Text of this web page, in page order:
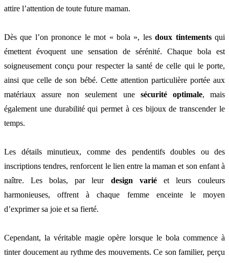
attire l’attention de toute future maman.
Dès que l’on prononce le mot « bola », lesdoux tintementsqui
émettent évoquent une sensation de sérénité. Chaque bola est
soigneusement conçu pour respecter la santé de celle qui le porte,
ainsi que celle de son bébé. Cette attention particulière portée aux
matériaux assure non seulement une sécurité optimale, mais
également une durabilité qui permet à ces bijoux de transcender le
temps.
Les détails minutieux, comme des pendentifs doubles ou des
inscriptions tendres, renforcent le lien entre la maman et son enfant à
naître. Les bolas, par leur design variéet leurs couleurs
harmonieuses, offrent à chaque femme enceinte le moyen
d’exprimer sa joie et sa fierté.
Cependant, la véritable magie opère lorsque le bola commence à
tinter doucement au rythme des mouvements. Ce son familier, perçu